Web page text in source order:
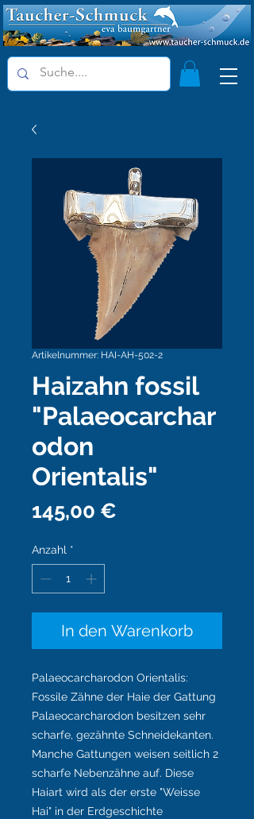
Artikelnummer: HAI-AH-502-2
Haizahn fossil
"Palaeocarchar
odon
Orientalis"
145,00 €
Anzahl *
In den Warenkorb
Palaeocarcharodon Orientalis:
Fossile Zähne der Haie der Gattung
Palaeocarcharodon besitzen sehr
scharfe, gezähnte Schneidekanten.
Manche Gattungen weisen seitlich 2
scharfe Nebenzähne auf. Diese
Haiart wird als der erste "Weisse
Hai" in der Erdgeschichte